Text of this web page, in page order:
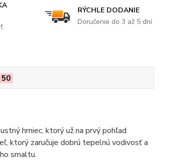
RÝCHLE DODANIE
Doručenie do 3 až 5 dní
50
hrniec, ktorý už na prvý pohľad
ktorý zaručuje dobrú tepelnú vodivosť a
smaltu.